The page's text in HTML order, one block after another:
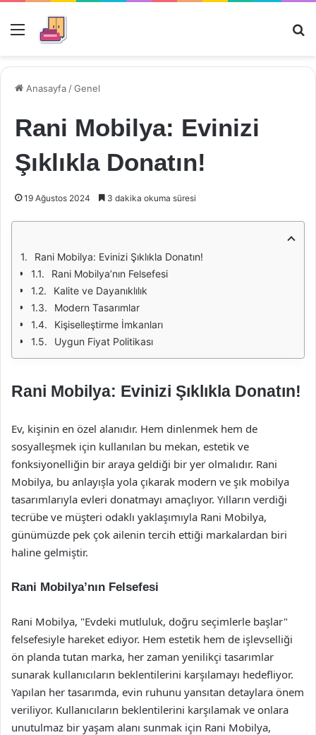
Menü
Anasayfa /Genel
Rani Mobilya: Evinizi
Şıklıkla Donatın!
19 Ağustos 2024 3 dakika okuma süresi
Rani Mobilya: Evinizi Şıklıkla Donatın!
Rani Mobilya’nın Felsefesi
Kalite ve Dayanıklılık
Modern Tasarımlar
Kişiselleştirme İmkanları
Uygun Fiyat Politikası
Rani Mobilya: Evinizi Şıklıkla Donatın!
Ev, kişinin en özel alanıdır. Hem dinlenmek hem de
sosyalleşmek için kullanılan bu mekan, estetik ve
fonksiyonelliğin bir araya geldiği bir yer olmalıdır. Rani
Mobilya, bu anlayışla yola çıkarak modern ve şık mobilya
tasarımlarıyla evleri donatmayı amaçlıyor. Yılların verdiği
tecrübe ve müşteri odaklı yaklaşımıyla Rani Mobilya,
günümüzde pek çok ailenin tercih ettiği markalardan biri
haline gelmiştir.
Rani Mobilya’nın Felsefesi
Rani Mobilya, "Evdeki mutluluk, doğru seçimlerle başlar"
felsefesiyle hareket ediyor. Hem estetik hem de işlevselliği
ön planda tutan marka, her zaman yenilikçi tasarımlar
sunarak kullanıcıların beklentilerini karşılamayı hedefliyor.
Yapılan her tasarımda, evin ruhunu yansıtan detaylara önem
veriliyor. Kullanıcıların beklentilerini karşılamak ve onlara
unutulmaz bir yaşam alanı sunmak için Rani Mobilya,